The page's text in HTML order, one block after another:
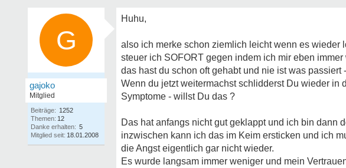
G
gajoko
Mitglied
Beiträge: 1252
Themen: 12
Danke erhalten: 5
Mitglied seit: 18.01.2008
Huhu,
also ich merke schon ziemlich leicht wenn es wieder
steuer ich SOFORT gegen indem ich mir eben
das hast du schon oft gehabt und nie ist was passiert
Wenn du jetzt weitermachst schlidderst Du wieder in
Symptome - willst Du das ?
Das hat anfangs nicht gut geklappt und ich bin dann
inzwischen kann ich das im Keim ersticken und ich
die Angst eigentlich gar nicht wieder.
Es wurde langsam immer weniger und mein